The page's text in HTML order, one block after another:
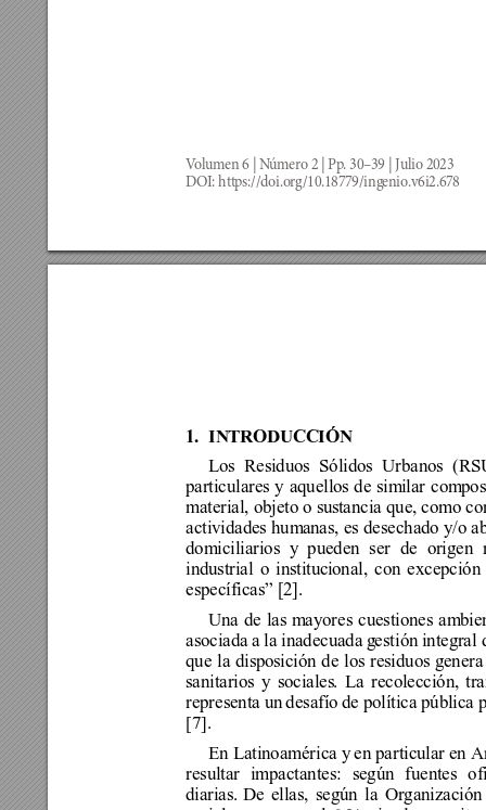
Volumen 6 | Número 2 | Pp. 30–39 | Julio 2023
DOI: https://doi.org/10.18779/ingenio.v6i2.678
1. INTRODUCCIÓN
Los Residuos Sólidos Urbanos (
particulares y aquellos de similar com
material, objeto o sustancia que, como
actividades humanas, es desechado y/o
domiciliarios y pueden ser de origen
industrial o institucional, con excepción
específicas” [2].
Una de las mayores cuestiones am
asociada a la inadecuada gestiónintegral
que la disposición de los residuos g
sanitarios y sociales. La recolección,
representa un desafío de política pública
[7].
En Latinoamérica y en particular en
resultar impactantes: según fuentes
diarias. De ellas, según la